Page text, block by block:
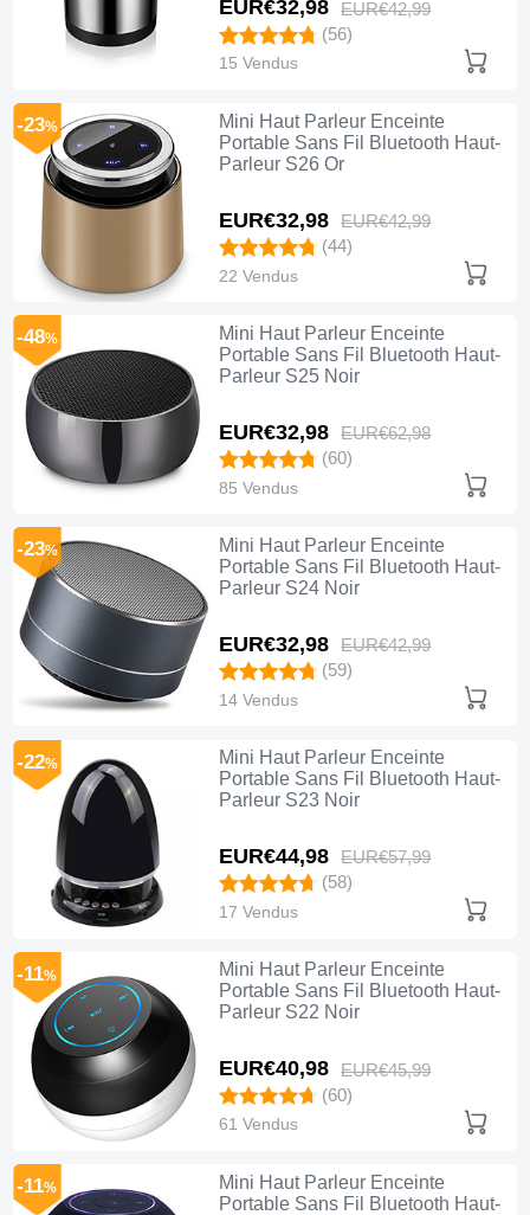
EUR€32,98 EUR€42,99
(56)
15 Vendus
Mini Haut Parleur Enceinte
Portable Sans Fil Bluetooth Haut-
Parleur S26 Or
EUR€32,98 EUR€42,99
-23%
(44)
22 Vendus
Mini Haut Parleur Enceinte
Portable Sans Fil Bluetooth Haut-
Parleur S25 Noir
EUR€32,98 EUR€62,98
-48%
(60)
85 Vendus
Mini Haut Parleur Enceinte
Portable Sans Fil Bluetooth Haut-
Parleur S24 Noir
EUR€32,98 EUR€42,99
-23%
(59)
14 Vendus
Mini Haut Parleur Enceinte
Portable Sans Fil Bluetooth Haut-
Parleur S23 Noir
EUR€44,98 EUR€57,99
-22%
(58)
17 Vendus
Mini Haut Parleur Enceinte
Portable Sans Fil Bluetooth Haut-
Parleur S22 Noir
EUR€40,98 EUR€45,99
-11%
(60)
61 Vendus
Mini Haut Parleur Enceinte
Portable Sans Fil Bluetooth Haut-
-11%